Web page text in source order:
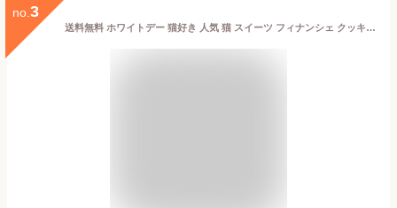
no. 3
送料無料 ホワイトデー 猫好き 人気 猫 スイーツ フィナンシェ クッキー セット 洋菓子 焼き菓子 お菓子 かわいいお菓子 高級菓子 かわいい 可愛い 女性 プレゼント 個包装 通販 アソート ねこ レモン ストロベリー ショコラ シモーヌ シャトロワ CHATROIS